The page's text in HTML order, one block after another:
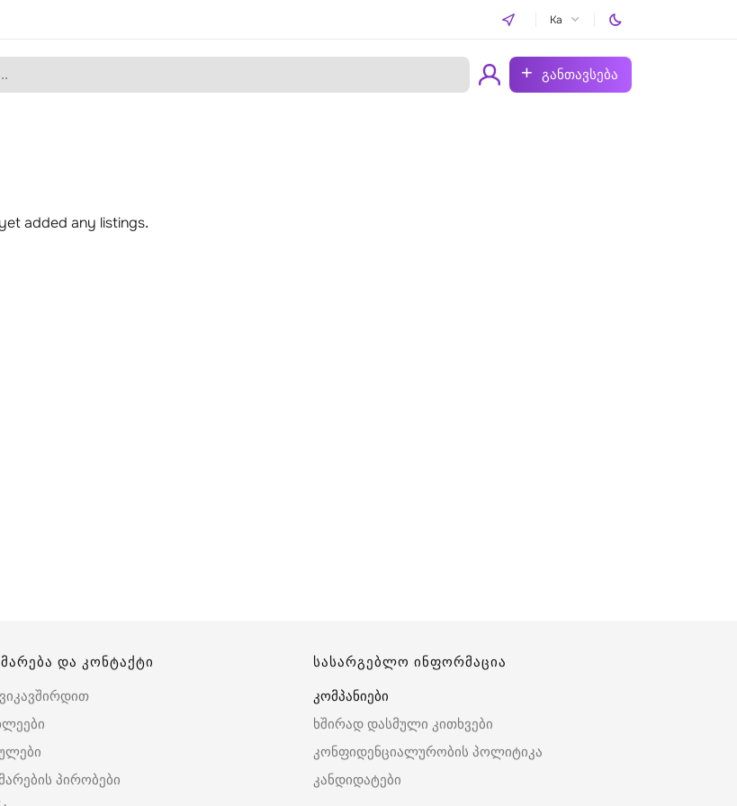
Ka
განთავსება
added any listings.
და კონტაქტი
პირობები
სასარგებლო ინფორმაცია
კომპანიები
ხშირად დასმული კითხვები
კონფიდენციალურობის პოლიტიკა
კანდიდატები